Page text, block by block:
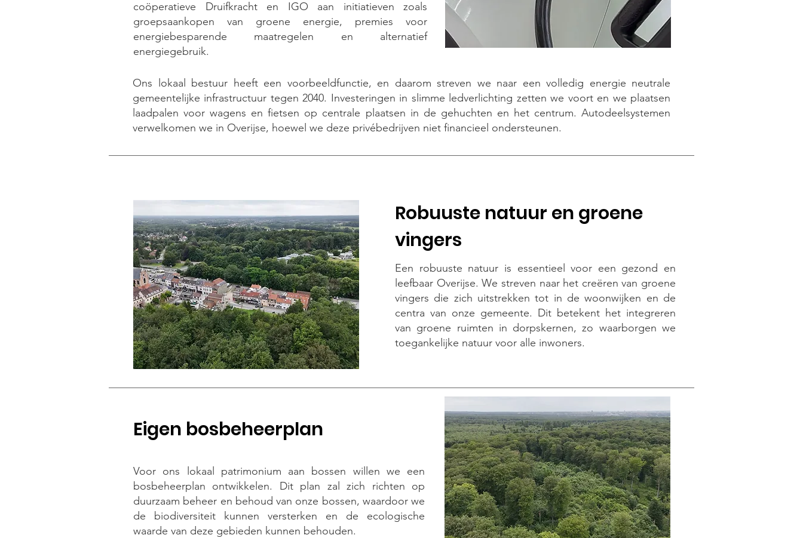
coöperatieve Druifkracht en IGO aan initiatieven zoals
groepsaankopen van groene energie, premies voor
energiebesparende maatregelen en alternatief
energiegebruik.
Ons lokaal bestuur heeft een voorbeeldfunctie, en daarom streven we naar een volledig energie neutrale
gemeentelijke infrastructuur tegen 2040. Investeringen in slimme ledverlichting zetten we voort en we plaatsen
laadpalen voor wagens en fietsen op centrale plaatsen in de gehuchten en het centrum. Autodeelsystemen
verwelkomen we in Overijse, hoewel we deze privébedrijven niet financieel ondersteunen.
Robuuste natuur en groene
vingers
Een robuuste natuur is essentieel voor een gezond en
leefbaar Overijse. We streven naar het creëren van groene
vingers die zich uitstrekken tot in de woonwijken en de
centra van onze gemeente. Dit betekent het integreren
van groene ruimten in dorpskernen, zo waarborgen we
toegankelijke natuur voor alle inwoners.
Eigen bosbeheerplan
Voor ons lokaal patrimonium aan bossen willen we een
bosbeheerplan ontwikkelen. Dit plan zal zich richten op
duurzaam beheer en behoud van onze bossen, waardoor we
de biodiversiteit kunnen versterken en de ecologische
waarde van deze gebieden kunnen behouden.